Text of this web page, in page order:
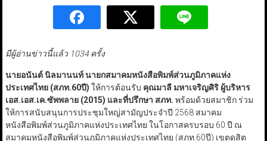
มีผู้อ่านข่าวนี้แล้ว 1034 ครั้ง
นายอนันต์ นิลมานนท์ นายกสมาคมหนังสือพิมพ์ส่วนภูมิภาคแห่ง
ประเทศไทย (สภท.60ปี) ให้การต้อนรับ คุณมาลี มหาเจริญศิริ ผู้บริหาร
เอส.เอส.เค.ซัพพลาย (2015) และที่ปรึกษา สภท. พร้อมด้วยสมาชิก ร่วม
ให้การสนับสนุนการประชุมใหญ่สามัญประจำปี 2568 สมาคม
หนังสือพิมพ์ส่วนภูมิภาคแห่งประเทศไทย ในโอกาสครบรอบ 60 ปี ณ
สมาคมหนังสือพิมพ์ส่วนภูมิภาคแห่งประเทศไทย (สภท.60ปี) เขตดุสิต